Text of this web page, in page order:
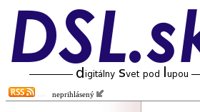
neprihlásený